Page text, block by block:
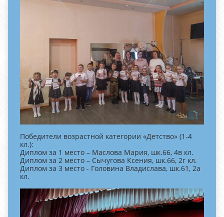
Победители возрастной категории «Детство» (1-4
кл.):
Диплом за 1 место – Маслова Мария, шк.66, 4в кл.
Диплом за 2 место – Сычугова Ксения, шк.66, 2г кл.
Диплом за 3 место - Головина Владислава, шк.61, 2а
кл.